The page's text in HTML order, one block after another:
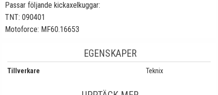
Passar följande kickaxelkuggar:
TNT: 090401
Motoforce: MF60.16653
EGENSKAPER
Tillverkare Teknix